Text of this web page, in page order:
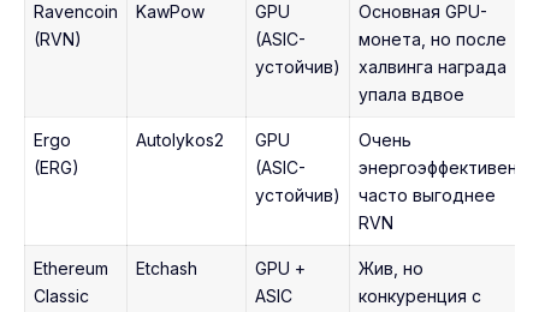
Ravencoin
(RVN)
KawPow
GPU
(ASIC-
устойчив)
Основная GPU-
монета, но после
халвинга награда
упала вдвое
Ergo
(ERG)
Autolykos2
GPU
(ASIC-
устойчив)
Очень
энергоэффективен,
часто выгоднее
RVN
Ethereum
Classic
Etchash
GPU +
ASIC
Жив, но
конкуренция с